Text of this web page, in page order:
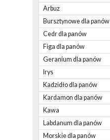
Arbuz
Bursztynowe dla panów
Cedr dla panów
Figa dla panów
Geranium dla panów
Irys
Kadzidło dla panów
Kardamon dla panów
Kawa
Labdanum dla panów
Morskie dla panów